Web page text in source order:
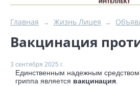
Главная → Жизнь Лицея →
Вакцинация
3 сентября 2025 г.
Единственным надежным
гриппа является вакцинация.